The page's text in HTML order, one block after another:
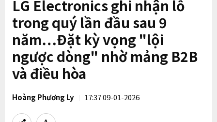
LG Electronics ghi nhận lỗ
trong quý lần đầu sau 9
năm…Đặt kỳ vọng "lội
ngược dòng" nhờ mảng B2B
và điều hòa
Hoàng Phương Ly 17:37 09-01-2026